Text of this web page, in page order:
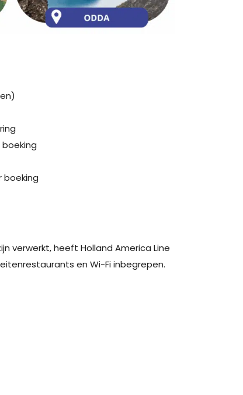
boeking
verwerkt, heeft Holland America Line
en Wi-Fi inbegrepen.